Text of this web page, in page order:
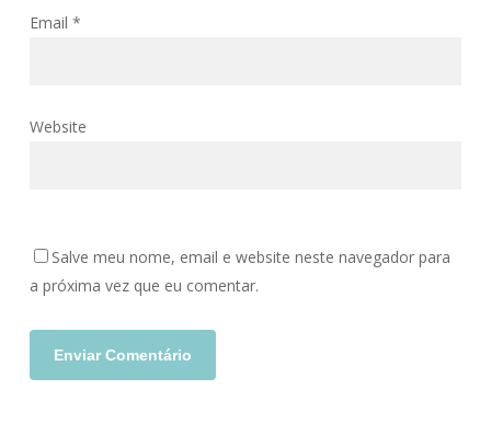
Email *
Website
Salve meu nome, email e website neste navegador para
a próxima vez que eu comentar.